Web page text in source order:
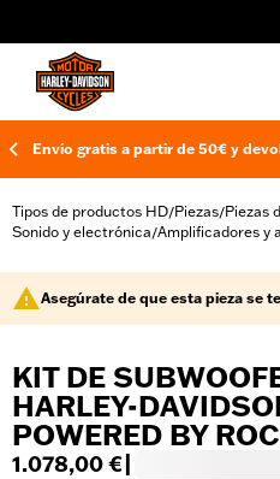
Envío gratis a partir de 50€ y
Tipos de productos HD/Piezas/Piezas
Sonido y electrónica/Amplificadores y
Asegúrate de que esta pieza se
KIT DE
HARLEY-
POWERED BY
1.078,00 €